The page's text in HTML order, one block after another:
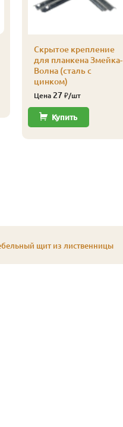
Скрытое крепление
для планкена Змейка-
Волна (сталь с
цинком)
Цена 27 ₽/шт
Купить
щит из лиственницы